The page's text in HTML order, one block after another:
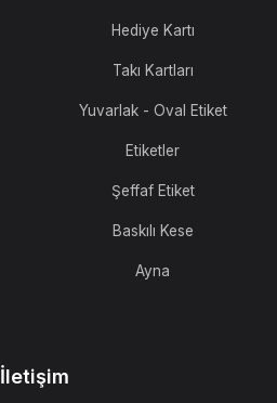
Hediye Kartı
Takı Kartları
Yuvarlak - Oval Etiket
Etiketler
Şeffaf Etiket
Baskılı Kese
Ayna
İletişim